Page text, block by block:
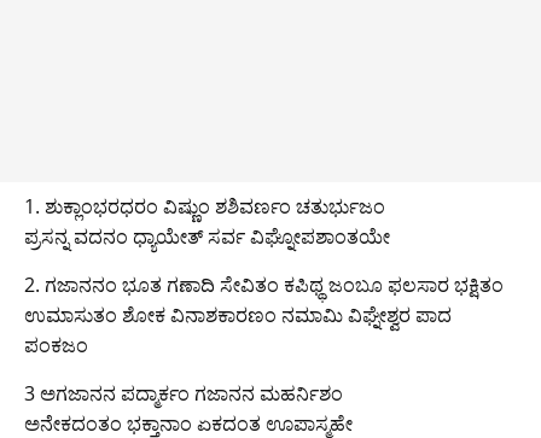
1. ಶುಕ್ಲಾಂಭರಧರಂ ವಿಷ್ಣುಂ ಶಶಿವರ್ಣಂ ಚತುರ್ಭುಜಂ
ಪ್ರಸನ್ನ ವದನಂ ಧ್ಯಾಯೇತ್ ಸರ್ವ ವಿಘ್ನೋಪಶಾಂತಯೇ
2. ಗಜಾನನಂ ಭೂತ ಗಣಾದಿ ಸೇವಿತಂ ಕಪಿಥ್ಥ ಜಂಬೂ ಫಲಸಾರ ಭಕ್ಷಿತಂ
ಉಮಾಸುತಂ ಶೋಕ ವಿನಾಶಕಾರಣಂ ನಮಾಮಿ ವಿಘ್ನೇಶ್ವರ ಪಾದ
ಪಂಕಜಂ
3 ಅಗಜಾನನ ಪದ್ಮಾರ್ಕಂ ಗಜಾನನ ಮಹರ್ನಿಶಂ
ಅನೇಕದಂತಂ ಭಕ್ತಾನಾಂ ಏಕದಂತ ಊಪಾಸ್ಮಹೇ